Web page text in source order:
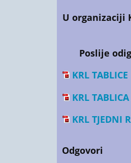
U organizaciji
Poslije
KRL
KRL
KRL TJEDNI
Odgovori